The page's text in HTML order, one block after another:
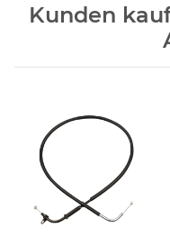
Kunden